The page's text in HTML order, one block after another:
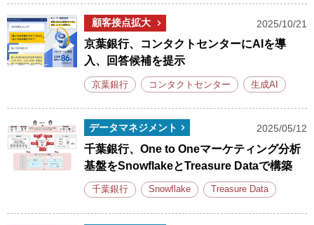
顧客接点拡大 2025/10/21
京葉銀行、コンタクトセンターにAIを導
入、回答候補を提示
京葉銀行 コンタクトセンター 生成AI
データマネジメント 2025/05/12
千葉銀行、One to Oneマーケティング分析
基盤をSnowflakeとTreasure Dataで構築
千葉銀行 Snowflake Treasure Data